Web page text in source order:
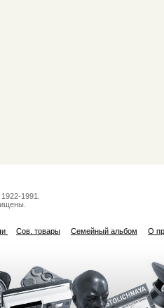
1991.
Сов. товары Семейный альбом О